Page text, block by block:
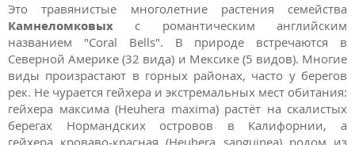
Это травянистые многолетние растения семейства
Камнеломковых с романтическим английским
названием "Coral Bells". В природе встречаются в
Северной Америке (32 вида) и Мексике (5 видов). Многие
виды произрастают в горных районах, часто у берегов
рек. Не чурается гейхера и экстремальных мест обитания:
гейхера максима (Heuhera maxima) растёт на скалистых
берегах Нормандских островов в Калифорнии, а
гейхера кроваво-красная (Heuhera sanguinea) родом из